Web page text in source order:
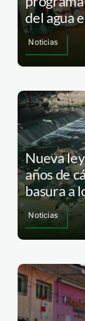
del agua
Noticias
Nueva
años de
basura a
Noticias